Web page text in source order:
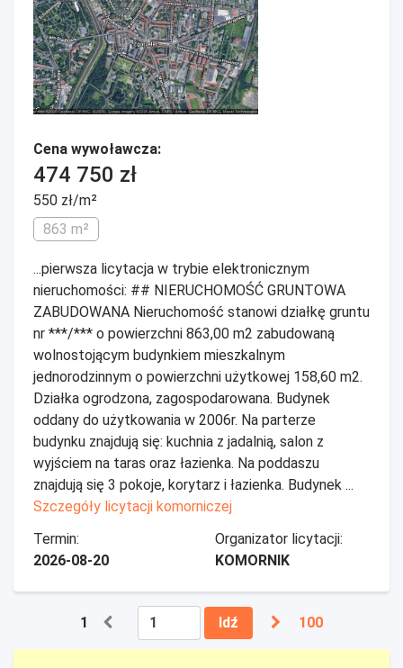
Cena wywoławcza:
474 750 zł
550 zł/m²
863 m²
...pierwsza licytacja w trybie elektronicznym
nieruchomości: ## NIERUCHOMOŚĆ GRUNTOWA
ZABUDOWANA Nieruchomość stanowi działkę gruntu
nr ***/*** o powierzchni 863,00 m2 zabudowaną
wolnostojącym budynkiem mieszkalnym
jednorodzinnym o powierzchni użytkowej 158,60 m2.
Działka ogrodzona, zagospodarowana. Budynek
oddany do użytkowania w 2006r. Na parterze
budynku znajdują się: kuchnia z jadalnią, salon z
wyjściem na taras oraz łazienka. Na poddaszu
znajdują się 3 pokoje, korytarz i łazienka. Budynek ...
Szczegóły licytacji komorniczej
Termin:
2026-08-20
Organizator licytacji:
KOMORNIK
1 Idź 100